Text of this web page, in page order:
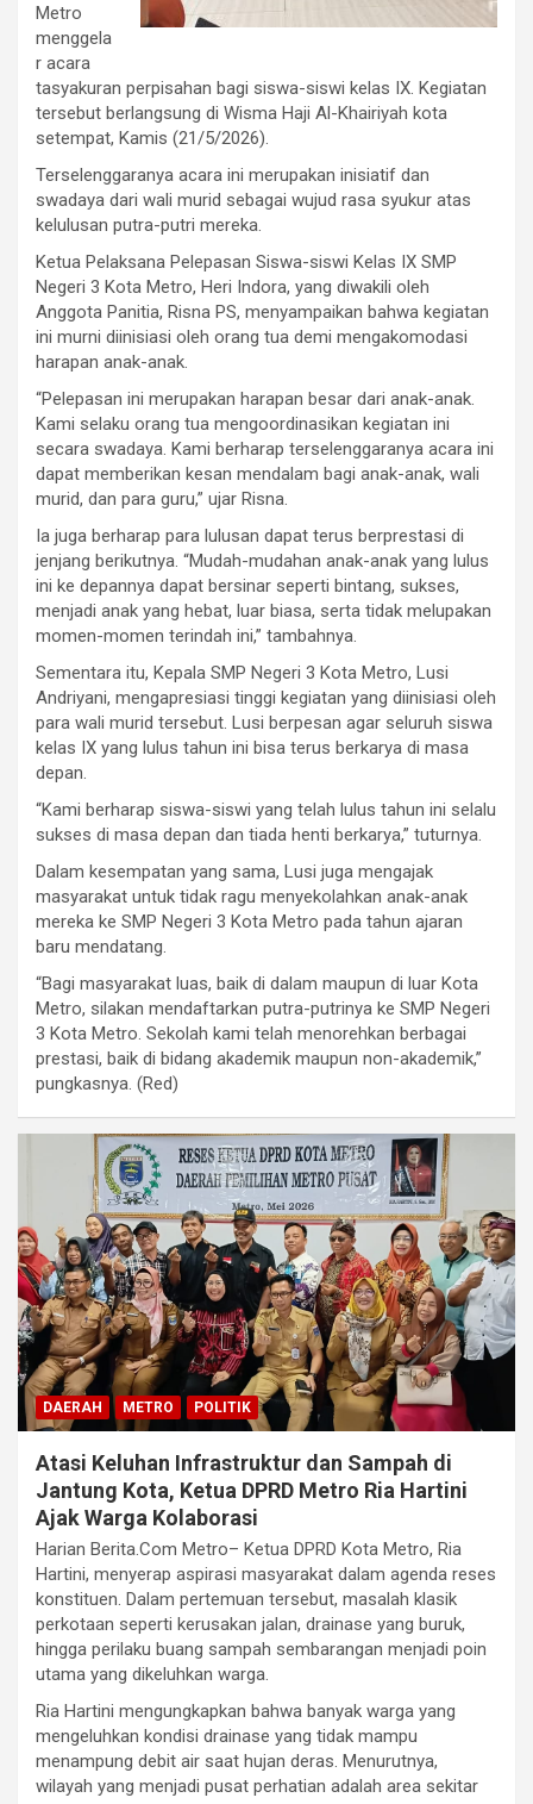
Metro
menggela
r acara
tasyakuran perpisahan bagi siswa-siswi kelas IX. Kegiatan
tersebut berlangsung di Wisma Haji Al-Khairiyah kota
setempat, Kamis (21/5/2026).
Terselenggaranya acara ini merupakan inisiatif dan
swadaya dari wali murid sebagai wujud rasa syukur atas
kelulusan putra-putri mereka.
Ketua Pelaksana Pelepasan Siswa-siswi Kelas IX SMP
Negeri 3 Kota Metro, Heri Indora, yang diwakili oleh
Anggota Panitia, Risna PS, menyampaikan bahwa kegiatan
ini murni diinisiasi oleh orang tua demi mengakomodasi
harapan anak-anak.
“Pelepasan ini merupakan harapan besar dari anak-anak.
Kami selaku orang tua mengoordinasikan kegiatan ini
secara swadaya. Kami berharap terselenggaranya acara ini
dapat memberikan kesan mendalam bagi anak-anak, wali
murid, dan para guru,” ujar Risna.
Ia juga berharap para lulusan dapat terus berprestasi di
jenjang berikutnya. “Mudah-mudahan anak-anak yang lulus
ini ke depannya dapat bersinar seperti bintang, sukses,
menjadi anak yang hebat, luar biasa, serta tidak melupakan
momen-momen terindah ini,” tambahnya.
Sementara itu, Kepala SMP Negeri 3 Kota Metro, Lusi
Andriyani, mengapresiasi tinggi kegiatan yang diinisiasi oleh
para wali murid tersebut. Lusi berpesan agar seluruh siswa
kelas IX yang lulus tahun ini bisa terus berkarya di masa
depan.
“Kami berharap siswa-siswi yang telah lulus tahun ini selalu
sukses di masa depan dan tiada henti berkarya,” tuturnya.
Dalam kesempatan yang sama, Lusi juga mengajak
masyarakat untuk tidak ragu menyekolahkan anak-anak
mereka ke SMP Negeri 3 Kota Metro pada tahun ajaran
baru mendatang.
“Bagi masyarakat luas, baik di dalam maupun di luar Kota
Metro, silakan mendaftarkan putra-putrinya ke SMP Negeri
3 Kota Metro. Sekolah kami telah menorehkan berbagai
prestasi, baik di bidang akademik maupun non-akademik,”
pungkasnya. (Red)
DAERAH METRO POLITIK
Atasi Keluhan Infrastruktur dan Sampah di
Jantung Kota, Ketua DPRD Metro Ria Hartini
Ajak Warga Kolaborasi
Harian Berita.Com Metro– Ketua DPRD Kota Metro, Ria
Hartini, menyerap aspirasi masyarakat dalam agenda reses
konstituen. Dalam pertemuan tersebut, masalah klasik
perkotaan seperti kerusakan jalan, drainase yang buruk,
hingga perilaku buang sampah sembarangan menjadi poin
utama yang dikeluhkan warga.
Ria Hartini mengungkapkan bahwa banyak warga yang
mengeluhkan kondisi drainase yang tidak mampu
menampung debit air saat hujan deras. Menurutnya,
wilayah yang menjadi pusat perhatian adalah area sekitar